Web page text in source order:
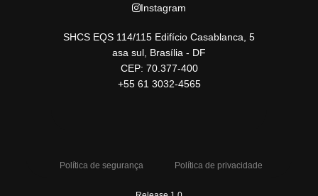
Instagram
SHCS EQS 114/115 Edifício Casablanca, 5
asa sul, Brasília - DF
CEP: 70.377-400
+55 61 3032-4565
Política de segurança Política de privacidade